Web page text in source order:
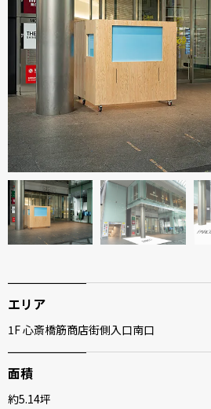
エリア
1F 心斎橋筋商店街側入口南口
面積
約5.14坪